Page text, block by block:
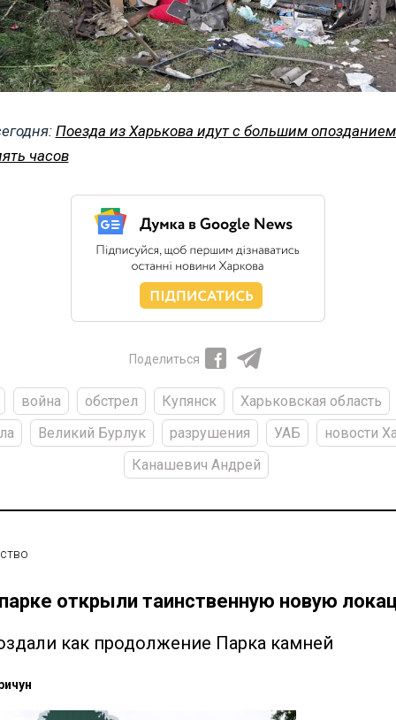
Поезда из Харькова идут с большим
часов
Поделиться
война обстрел Купянск
Харьковская область
Великий Бурлук разрушения УАБ
новости
Канашевич Андрей
открыли таинственную новую
как продолжение Парка камней